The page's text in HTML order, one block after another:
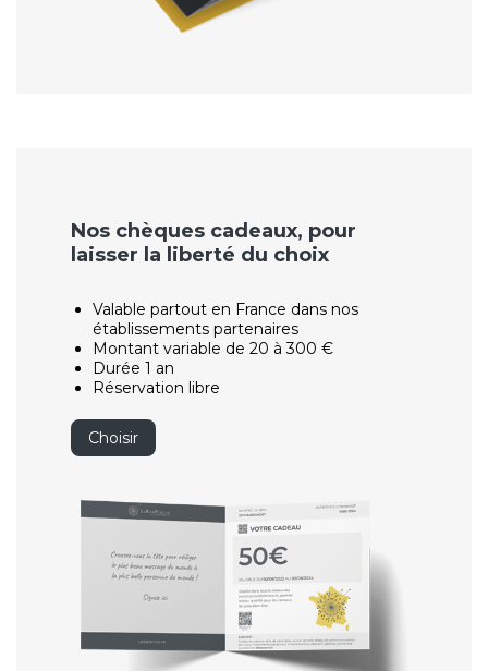
Nos chèques cadeaux, pour
laisser la liberté du choix
Valable partout en France dans nos
établissements partenaires
Montant variable de 20 à 300 €
Durée 1 an
Réservation libre
Choisir